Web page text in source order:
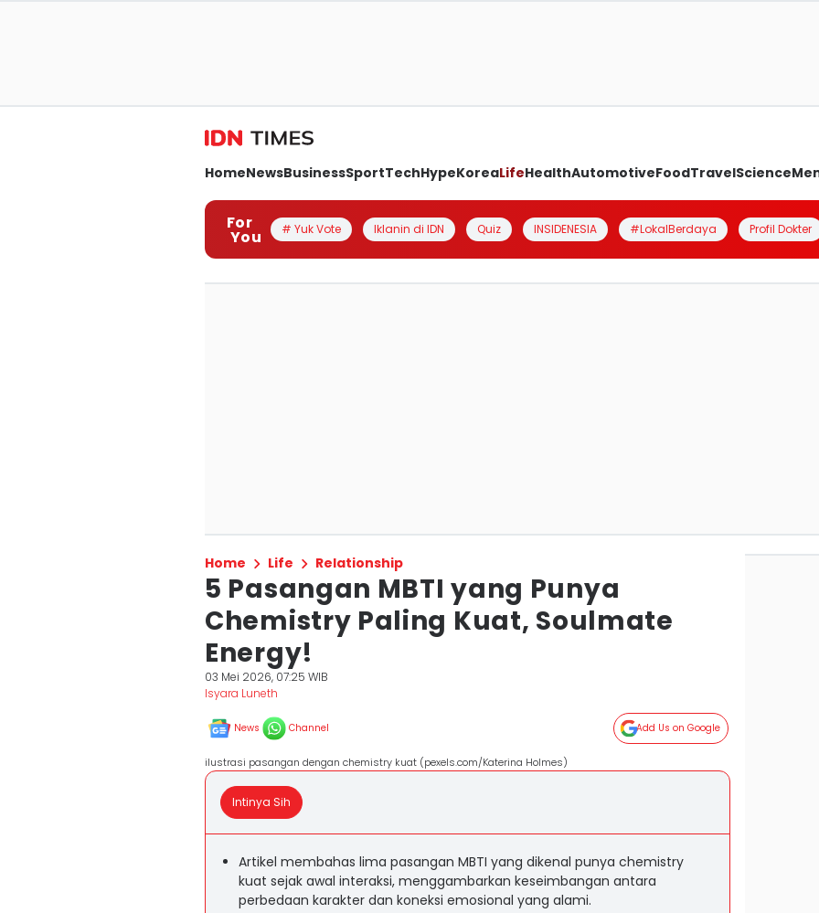
HomeNewsBusinessSportTechHypeKoreaLifeHealthAutomotiveFoodTravelScience
For
You # Yuk Vote Iklanin di IDN Quiz INSIDENESIA #LokalBerdaya Profil Dokter
Home Life Relationship
5 Pasangan MBTI yang Punya
Chemistry Paling Kuat, Soulmate
Energy!
03 Mei 2026, 07:25 WIB
Isyara Luneth
News Channel Add Us on Google
ilustrasi pasangan dengan chemistry kuat (pexels.com/Katerina Holmes)
Intinya Sih
Artikel membahas lima pasangan MBTI yang dikenal punya chemistry
kuat sejak awal interaksi, menggambarkan keseimbangan antara
perbedaan karakter dan koneksi emosional yang alami.